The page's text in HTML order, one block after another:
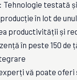
testată
în lot de
productivității și
în peste 150 de
vă poate